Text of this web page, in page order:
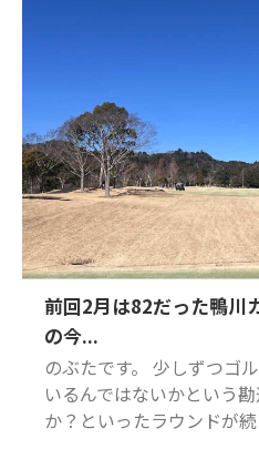
前回2月は82だった鴨川
の今...
のぶたです。 少しずつゴ
いるんではないかという
か？といったラウンドが